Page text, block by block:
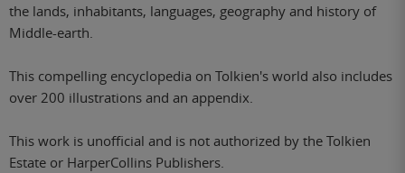
the lands, inhabitants, languages, geography and history of
Middle-earth.
This compelling encyclopedia on Tolkien's world also includes
over 200 illustrations and an appendix.
This work is unofficial and is not authorized by the Tolkien
Estate or HarperCollins Publishers.